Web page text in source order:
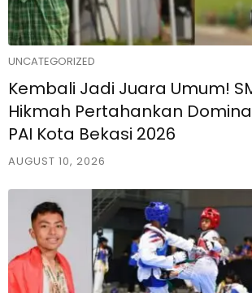
UNCATEGORIZED
Kembali Jadi Juara Umum!
Hikmah Pertahankan
PAI Kota Bekasi 2026
AUGUST 10, 2026